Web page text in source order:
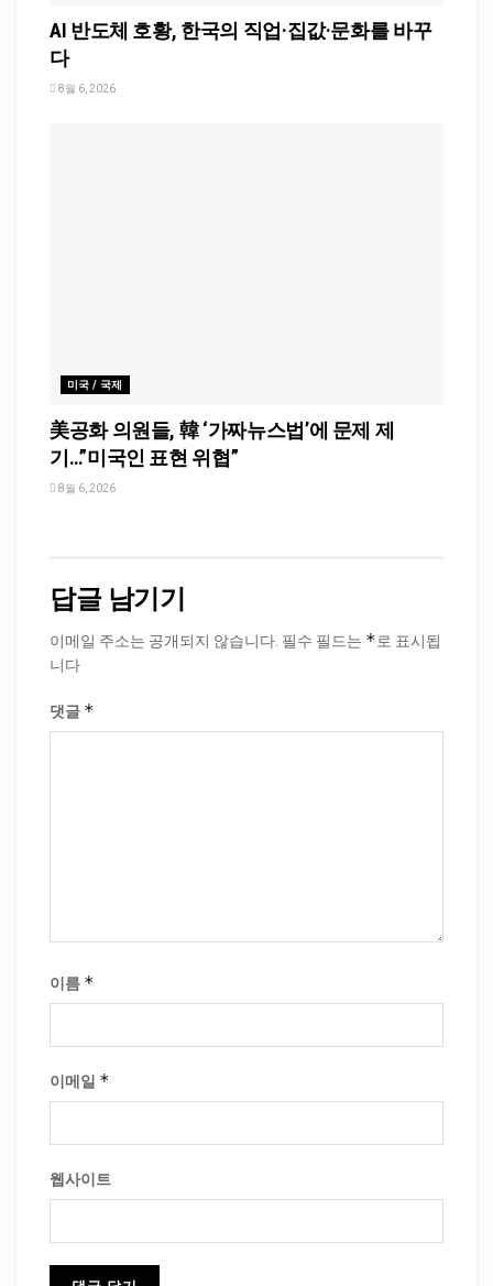
AI 반도체 호황, 한국의 직업·집값·문화를 바꾸
다
8월 6, 2026
미국 / 국제
美공화 의원들, 韓 ‘가짜뉴스법’에 문제 제
기…”미국인 표현 위협”
8월 6, 2026
답글 남기기
이메일 주소는 공개되지 않습니다. 필수 필드는 *로 표시됩
니다
댓글 *
이름 *
이메일 *
웹사이트